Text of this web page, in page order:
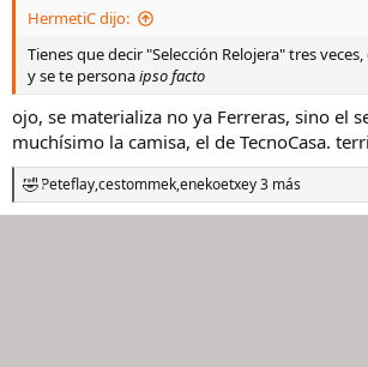
HermetiC dijo:
Tienes que decir "Selección Relojera" tres
y se te personaipso facto
ojo, se materializa no ya Ferreras, sino el
muchísimo la camisa, el de TecnoCasa.
R
e
Peteflay,cestommek,enekoetxey 3 más